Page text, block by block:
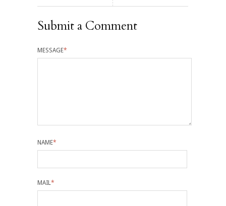
Submit a Comment
MESSAGE*
NAME*
MAIL*